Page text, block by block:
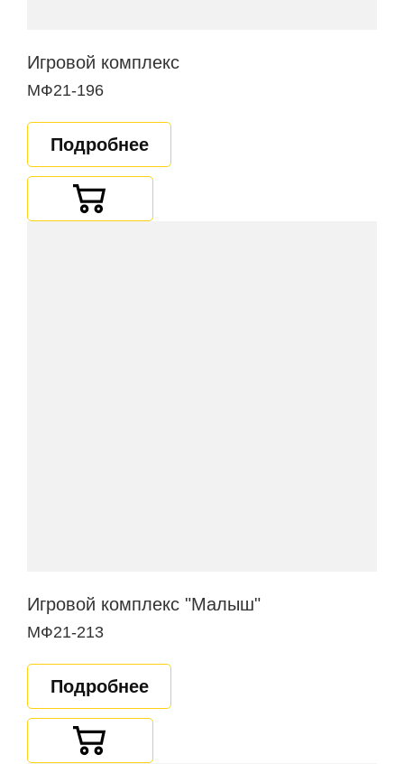
Игровой комплекс
МФ21-196
Подробнее
Игровой комплекс "Малыш"
МФ21-213
Подробнее